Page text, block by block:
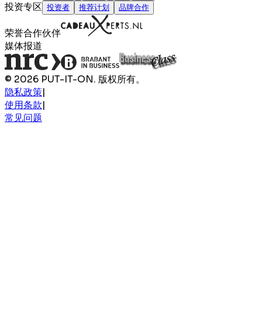
投资专区 投资者 推荐计划 品牌合作
荣誉合作伙伴
媒体报道
© 2026 PUT-IT-ON. 版权所有。
隐私政策|
使用条款|
常见问题